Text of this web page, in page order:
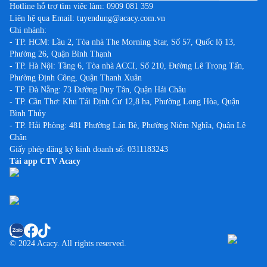
Việc làm tại Lào Cai
Việc làm tại Lâm Đồng
Việc làm tại Long An
Việc làm tại Nam Định
Việc làm tại Nghệ An
Việc làm tại Ninh Bình
Việc làm tại Ninh Thuận
Việc làm tại Phú Thọ
Việc làm tại Phú Yên
Việc làm tại Quảng Bình
Việc làm tại Quảng Nam
Việc làm tại Quảng Trị
Việc làm tại Sóc Trăng
Hotline hỗ trợ tìm việc làm: 0909 081 359
Liên hệ qua Email: tuyendung@acacy.com.vn
Chi nhánh:
- TP. HCM: Lầu 2, Tòa nhà The Morning Star, Số 57, Quốc lộ 13,
Phường 26, Quận Bình Thạnh
- TP. Hà Nội: Tầng 6, Tòa nhà ACCI, Số 210, Đường Lê Trọng Tấn,
Phường Định Công, Quận Thanh Xuân
- TP. Đà Nẵng: 73 Đường Duy Tân, Quận Hải Châu
- TP. Cần Thơ: Khu Tái Định Cư 12,8 ha, Phường Long Hòa, Quận
Bình Thủy
- TP. Hải Phòng: 481 Phường Lán Bè, Phường Niệm Nghĩa, Quận Lê
Chân
Giấy phép đăng ký kinh doanh số: 0311183243
Tải app CTV Acacy
© 2024 Acacy. All rights reserved.